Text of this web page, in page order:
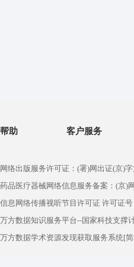
帮助 客户服务
网络出版服务许可证：(署)网出证(京)
药品医疗器械网络信息服务备案：(京)
信息网络传播视听节目许可证 许可证
万方数据知识服务平台--国家科技支撑
万方数据学术资源发现获取服务系统[